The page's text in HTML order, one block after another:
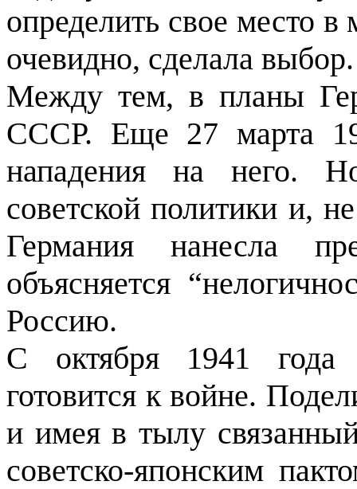
определить свое место
очевидно, сделала выбор.
Между тем, в планы
СССР. Еще 27 марта
нападения на него.
советской полити­ки и,
Гер­мания нанесла
объясняется
Россию.
С октября 1941 года
готовится к войне.
и имея в тылу
советско-японским